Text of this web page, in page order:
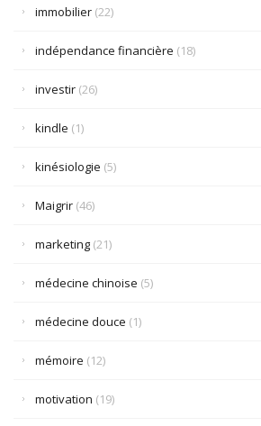
immobilier (22)
indépendance financière (18)
investir (26)
kindle (1)
kinésiologie (5)
Maigrir (46)
marketing (21)
médecine chinoise (5)
médecine douce (1)
mémoire (12)
motivation (19)